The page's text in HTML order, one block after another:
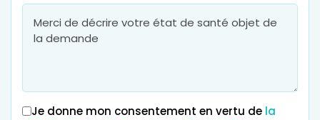
Je donne mon consentement en vertu de la